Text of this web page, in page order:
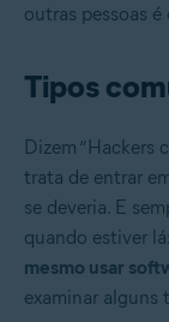
outras pessoas
Tipos
Dizem “Hackers
trata de entrar
se deveria. E
quando estiver lá:
mesmo usar
examinar alguns